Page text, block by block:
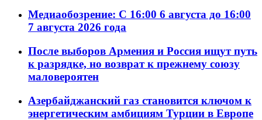
Медиаобозрение: С 16:00 6 августа до 16:00
7 августа 2026 года
После выборов Армения и Россия ищут путь
к разрядке, но возврат к прежнему союзу
маловероятен
Азербайджанский газ становится ключом к
энергетическим амбициям Турции в Европе